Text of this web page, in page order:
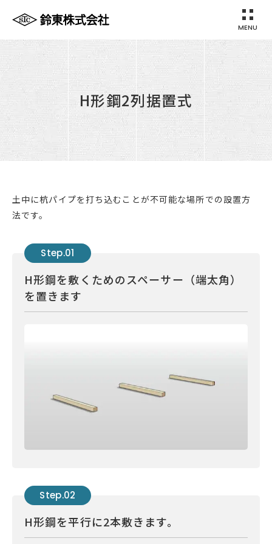
MENU
H形鋼2列据置式
土中に杭パイプを打ち込むことが不可能な場所での設置方
法です。
Step.01
H形鋼を敷くためのスペーサー（端太角）
を置きます
Step.02
H形鋼を平行に2本敷きます。